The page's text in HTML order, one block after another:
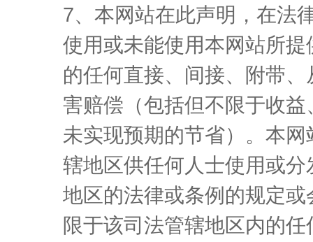
7、本网站在此声明，在法
使用或未能使用本网站所
的任何直接、间接、附带
害赔偿（包括但不限于收
未实现预期的节省）。本
辖地区供任何人士使用或
地区的法律或条例的规定
限于该司法管辖地区内的